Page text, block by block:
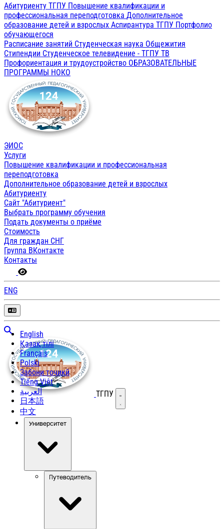
Абитуриенту ТГПУ Повышение квалификации и
профессиональная переподготовка Дополнительное
образование детей и взрослых Аспирантура ТГПУ Портфолио
обучающегося
Расписание занятий Студенческая наука Общежития
Стипендии Студенческое телевидение - ТГПУ ТВ
Профориентация и трудоустройство ОБРАЗОВАТЕЛЬНЫЕ
ПРОГРАММЫ НОКО
ЭИОС
Услуги
Повышение квалификации и профессиональная
переподготовка
Дополнительное образование детей и взрослых
Абитуриенту
Сайт "Абитуриент"
Выбрать программу обучения
Подать документы о приёме
Стоимость
Для граждан СНГ
Группа ВКонтакте
Контакты
ENG
English
Қазақ тілі
Français
Polski
Забони тоҷикӣ
Tiếng Việt
العربية
日本語
中文
ТГПУ Открыть меню
Университет
Путеводитель